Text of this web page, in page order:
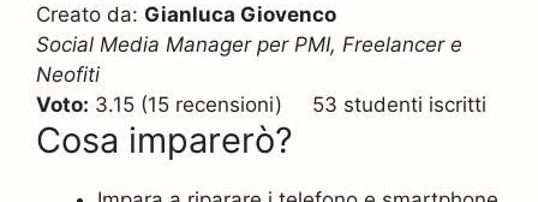
Creato da: Gianluca Giovenco
Social Media Manager per PMI, Freelancer e
Neofiti
Voto: 3.15 (15 recensioni) 53 studenti iscritti
Cosa imparerò?